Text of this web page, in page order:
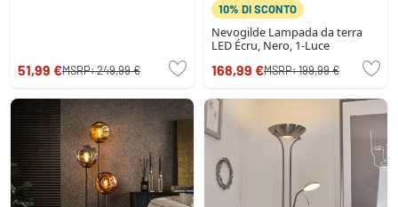
51,99 €MSRP:249,99 €
10% DI SCONTO
Nevogilde Lampada da terra
LED Écru, Nero, 1-Luce
168,99 €MSRP:199,99 €